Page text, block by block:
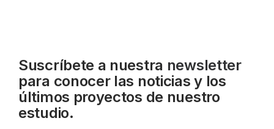
Suscríbete a nuestra newsletter
para conocer las noticias y los
últimos proyectos de nuestro
estudio.